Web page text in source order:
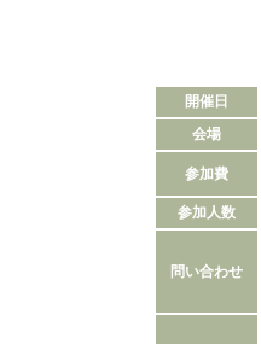
開催日
会場
参加費
参加人数
問い合わせ